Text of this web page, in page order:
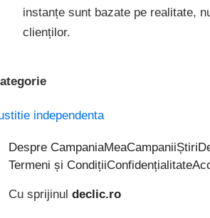
instanțe sunt bazate pe realitate,
clienților.
independenta
Despre CampaniaMeaCampaniiȘtiri
Termeni și CondițiiConfidențialitate
Cu sprijinul declic.ro